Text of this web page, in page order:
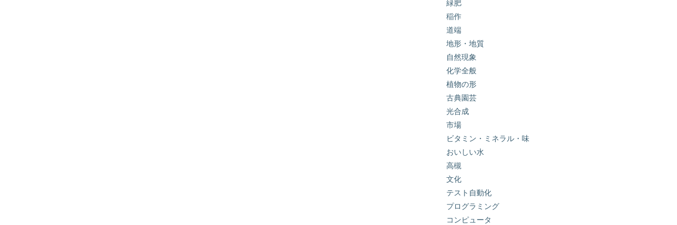
緑肥
稲作
道端
地形・地質
自然現象
化学全般
植物の形
古典園芸
光合成
市場
ビタミン・ミネラル・味
おいしい水
高槻
文化
テスト自動化
プログラミング
コンピュータ